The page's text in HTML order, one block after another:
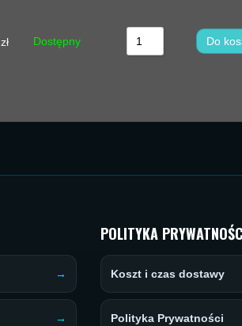
zł Dostępny Do
POLITYKA
Koszt i czas dostawy
Polityka Prywatności